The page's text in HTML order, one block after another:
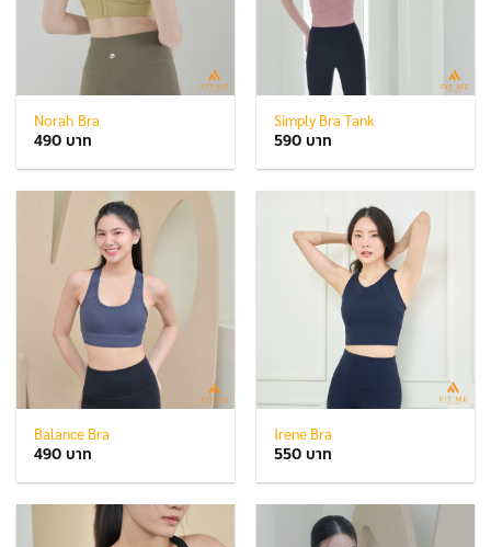
Norah Bra
490
Simply Bra Tank
590
Balance Bra
490
Irene Bra
550